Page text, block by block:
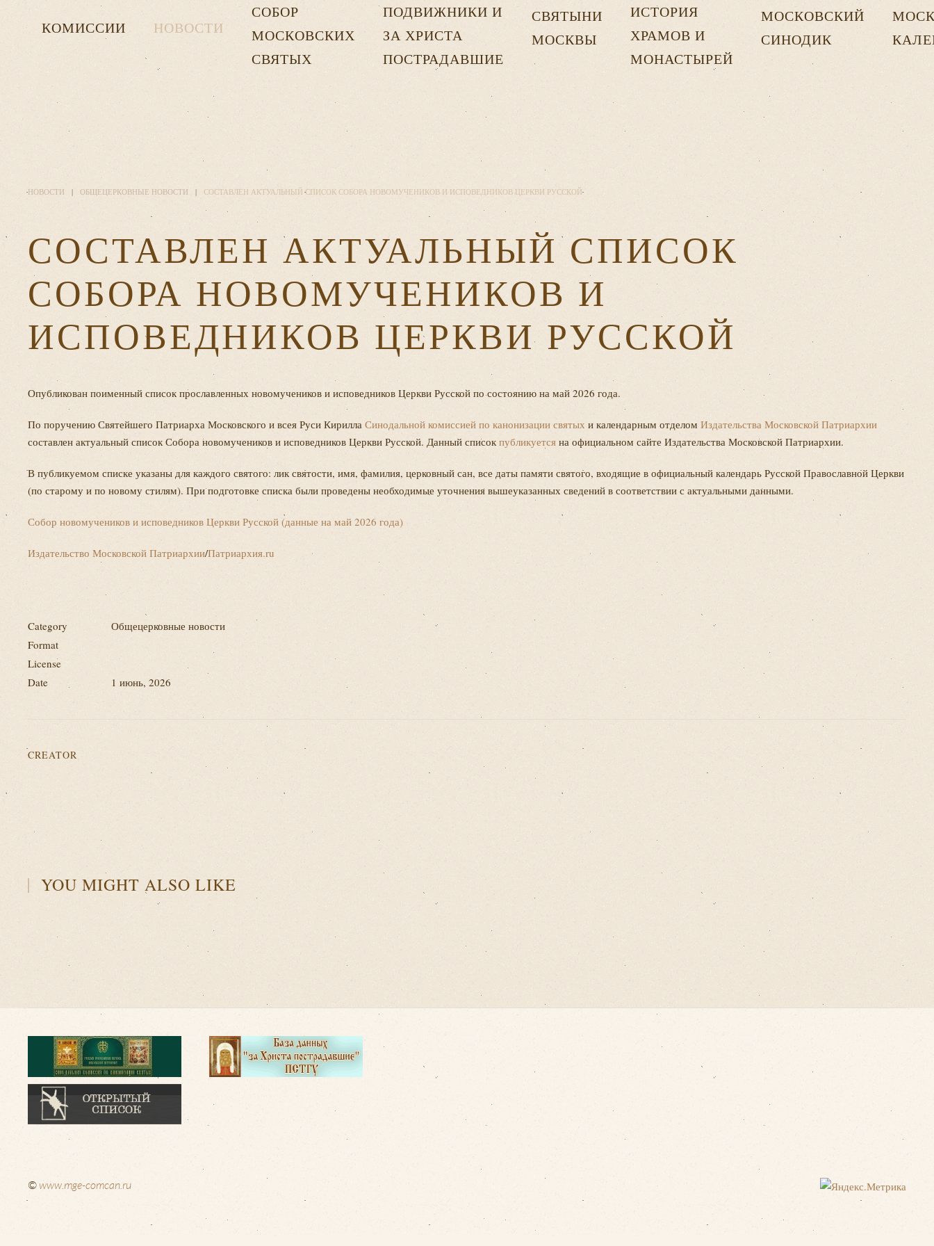
КОМИССИИ НОВОСТИ
СОБОР
МОСКОВСКИХ
СВЯТЫХ
ПОДВИЖНИКИ И
ЗА ХРИСТА
ПОСТРАДАВШИЕ
СВЯТЫНИ
МОСКВЫ
ИСТОРИЯ
ХРАМОВ И
МОНАСТЫРЕЙ
МОСКОВСКИЙ
СИНОДИК
НОВОСТИ ОБЩЕЦЕРКОВНЫЕ НОВОСТИ СОСТАВЛЕН АКТУАЛЬНЫЙ СПИСОК СОБОРА НОВОМУЧЕНИКОВ И ИСПОВЕДНИКОВ ЦЕРКВИ РУССКОЙ
СОСТАВЛЕН АКТУАЛЬНЫЙ СПИСОК
СОБОРА НОВОМУЧЕНИКОВ И
ИСПОВЕДНИКОВ ЦЕРКВИ РУССКОЙ
Опубликован поименный список прославленных новомучеников и исповедников Церкви Русской по состоянию на май 2026 года.
По поручению Святейшего Патриарха Московского и всея Руси Кирилла Синодальной комиссией по канонизации святых и календарным отделом Издательства Московской Патриархии
составлен актуальный список Собора новомучеников и исповедников Церкви Русской. Данный списокпубликуется на официальном сайте Издательства Московской Патриархии.
В публикуемом списке указаны для каждого святого: лик святости, имя, фамилия, церковный сан, все даты памяти святого, входящие в официальный календарь Русской Православной Церкви
(по старому и по новому стилям). При подготовке списка были проведены необходимые уточнения вышеуказанных сведений в соответствии с актуальными данными.
Собор новомучеников и исповедников Церкви Русской (данные на май 2026 года)
Издательство Московской Патриархии/Патриархия.ru
Category
Общецерковные новости
Format
License
Date
1 июнь, 2026
CREATOR
YOU MIGHT ALSO LIKE
©www.mge-comcan.ru